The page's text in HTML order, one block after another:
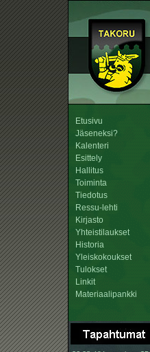
Etusivu
Jäseneksi?
Kalenteri
Esittely
Hallitus
Toiminta
Tiedotus
Ressu-lehti
Kirjasto
Yhteistilaukset
Historia
Yleiskokoukset
Tulokset
Linkit
Materiaalipankki